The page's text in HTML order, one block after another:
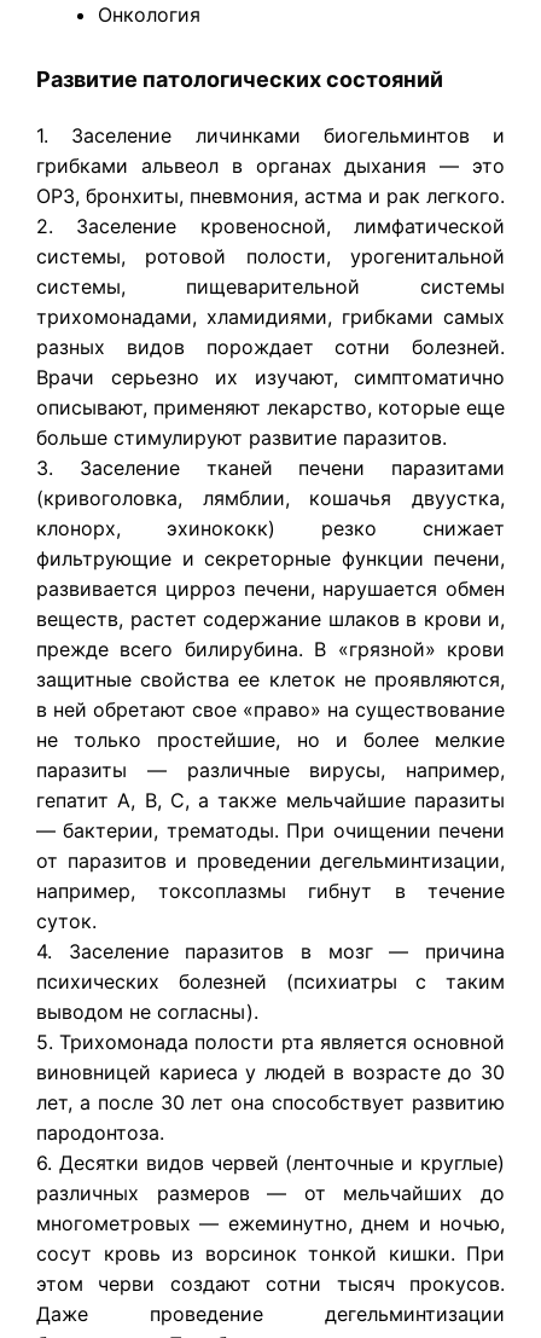
Онкология
Развитие патологических состояний
1. Заселение личинками биогельминтов и
грибками альвеол в органах дыхания — это
ОРЗ, бронхиты, пневмония, астма и рак легкого.
2. Заселение кровеносной, лимфатической
системы, ротовой полости, урогенитальной
системы, пищеварительной системы
трихомонадами, хламидиями, грибками самых
разных видов порождает сотни болезней.
Врачи серьезно их изучают, симптоматично
описывают, применяют лекарство, которые еще
больше стимулируют развитие паразитов.
3. Заселение тканей печени паразитами
(кривоголовка, лямблии, кошачья двуустка,
клонорх, эхинококк) резко снижает
фильтрующие и секреторные функции печени,
развивается цирроз печени, нарушается обмен
веществ, растет содержание шлаков в крови и,
прежде всего билирубина. В «грязной» крови
защитные свойства ее клеток не проявляются,
в ней обретают свое «право» на существование
не только простейшие, но и более мелкие
паразиты — различные вирусы, например,
гепатит А, В, С, а также мельчайшие паразиты
— бактерии, трематоды. При очищении печени
от паразитов и проведении дегельминтизации,
например, токсоплазмы гибнут в течение
суток.
4. Заселение паразитов в мозг — причина
психических болезней (психиатры с таким
выводом не согласны).
5. Трихомонада полости рта является основной
виновницей кариеса у людей в возрасте до 30
лет, а после 30 лет она способствует развитию
пародонтоза.
6. Десятки видов червей (ленточные и круглые)
различных размеров — от мельчайших до
многометровых — ежеминутно, днем и ночью,
сосут кровь из ворсинок тонкой кишки. При
этом черви создают сотни тысяч прокусов.
Даже проведение дегельминтизации